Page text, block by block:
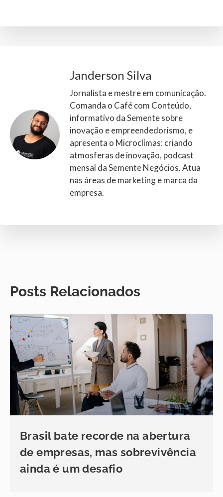
Janderson Silva
Jornalista e mestre em comunicação.
Comanda o Café com Conteúdo,
informativo da Semente sobre
inovação e empreendedorismo, e
apresenta o Microclimas: criando
atmosferas de inovação, podcast
mensal da Semente Negócios. Atua
nas áreas de marketing e marca da
empresa.
Posts Relacionados
Brasil bate recorde na abertura
de empresas, mas sobrevivência
ainda é um desafio